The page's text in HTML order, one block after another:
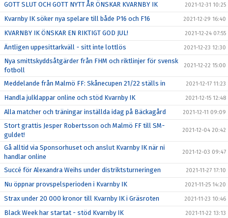
GOTT SLUT OCH GOTT NYTT ÅR ÖNSKAR KVARNBY IK 2021-12-31 10:25
Kvarnby IK söker nya spelare till både P16 och F16 2021-12-29 16:40
KVARNBY IK ÖNSKAR EN RIKTIGT GOD JUL! 2021-12-24 07:55
Äntligen uppesittarkväll - sitt inte lottlös 2021-12-23 12:30
Nya smittskyddsåtgärder från FHM och riktlinjer för svensk
fotboll
2021-12-22 15:00
Meddelande från Malmö FF: Skånecupen 21/22 ställs in 2021-12-17 11:23
Handla julklappar online och stöd Kvarnby IK 2021-12-15 12:48
Alla matcher och träningar inställda idag på Bäckagård 2021-12-11 09:09
Stort grattis Jesper Robertsson och Malmö FF till SM-
guldet!
2021-12-04 20:42
Gå alltid via Sponsorhuset och anslut Kvarnby IK när ni
handlar online
2021-12-03 09:47
Succé för Alexandra Weihs under distriktsturneringen 2021-11-27 17:10
Nu öppnar provspelsperioden i Kvarnby IK 2021-11-25 14:20
Strax under 20 000 kronor till Kvarnby IK i Gräsroten 2021-11-23 10:46
Black Week har startat - stöd Kvarnby IK 2021-11-22 13:13